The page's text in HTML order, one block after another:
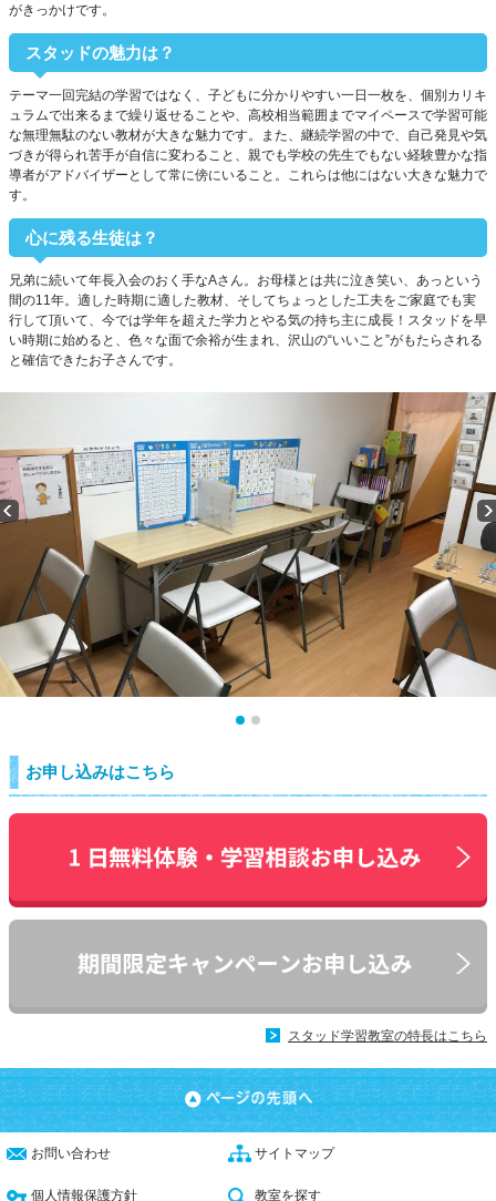
がきっかけです。
スタッドの魅力は？
テーマ一回完結の学習ではなく、子どもに分かりやすい一日一枚を、個別カリキ
ュラムで出来るまで繰り返せることや、高校相当範囲までマイペースで学習可能
な無理無駄のない教材が大きな魅力です。また、継続学習の中で、自己発見や気
づきが得られ苦手が自信に変わること、親でも学校の先生でもない経験豊かな指
導者がアドバイザーとして常に傍にいること。これらは他にはない大きな魅力で
す。
心に残る生徒は？
兄弟に続いて年長入会のおく手なAさん。お母様とは共に泣き笑い、あっという
間の11年。適した時期に適した教材、そしてちょっとした工夫をご家庭でも実
行して頂いて、今では学年を超えた学力とやる気の持ち主に成長！スタッドを早
い時期に始めると、色々な面で余裕が生まれ、沢山の“いいこと”がもたらされる
と確信できたお子さんです。
お申し込みはこちら
スタッド学習教室の特長はこちら
お問い合わせ サイトマップ
個人情報保護方針 教室を探す